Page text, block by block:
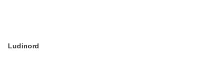
Ludinord